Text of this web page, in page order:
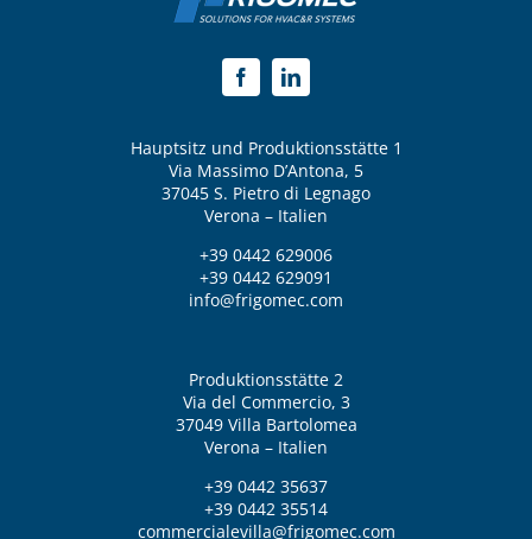
Hauptsitz und Produktionsstätte 1
Via Massimo D’Antona, 5
37045 S. Pietro di Legnago
Verona – Italien
+39 0442 629006
+39 0442 629091
info@frigomec.com
Produktionsstätte 2
Via del Commercio, 3
37049 Villa Bartolomea
Verona – Italien
+39 0442 35637
+39 0442 35514
commercialevilla@frigomec.com